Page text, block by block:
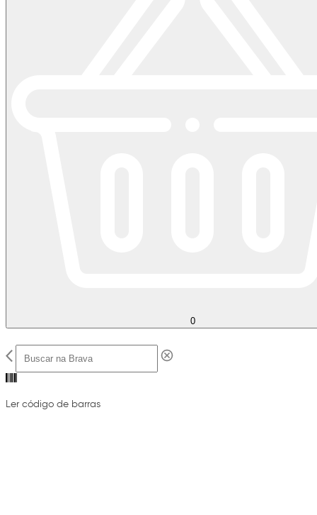
0
Ler código de barras